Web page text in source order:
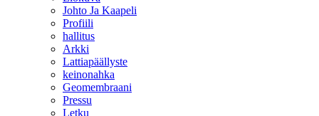
Johto Ja Kaapeli
Profiili
hallitus
Arkki
Lattiapäällyste
keinonahka
Geomembraani
Pressu
Letku